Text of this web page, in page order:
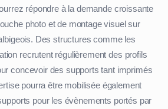
répondre à la demande croissante
photo et de montage visuel sur
Des structures comme les
recrutent régulièrement des profils
concevoir des supports tant imprimés
pourra être mobilisée également
pour les évènements portés par